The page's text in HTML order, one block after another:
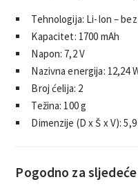
Tehnologija: Li-Ion –
Kapacitet: 1700 mAh
Napon: 7,2 V
Nazivna energija: 12,24
Broj ćelija: 2
Težina: 100 g
Dimenzije (D x Š x V):
Pogodno za